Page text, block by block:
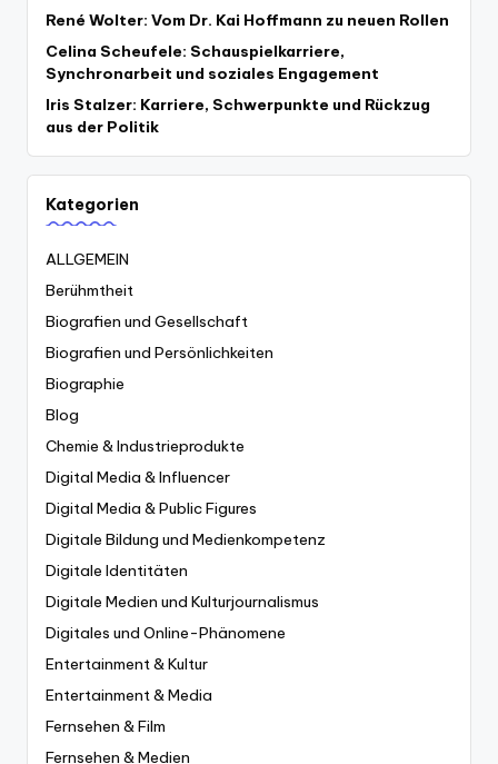
René Wolter: Vom Dr. Kai Hoffmann zu neuen Rollen
Celina Scheufele: Schauspielkarriere,
Synchronarbeit und soziales Engagement
Iris Stalzer: Karriere, Schwerpunkte und Rückzug
aus der Politik
Kategorien
ALLGEMEIN
Berühmtheit
Biografien und Gesellschaft
Biografien und Persönlichkeiten
Biographie
Blog
Chemie & Industrieprodukte
Digital Media & Influencer
Digital Media & Public Figures
Digitale Bildung und Medienkompetenz
Digitale Identitäten
Digitale Medien und Kulturjournalismus
Digitales und Online-Phänomene
Entertainment & Kultur
Entertainment & Media
Fernsehen & Film
Fernsehen & Medien